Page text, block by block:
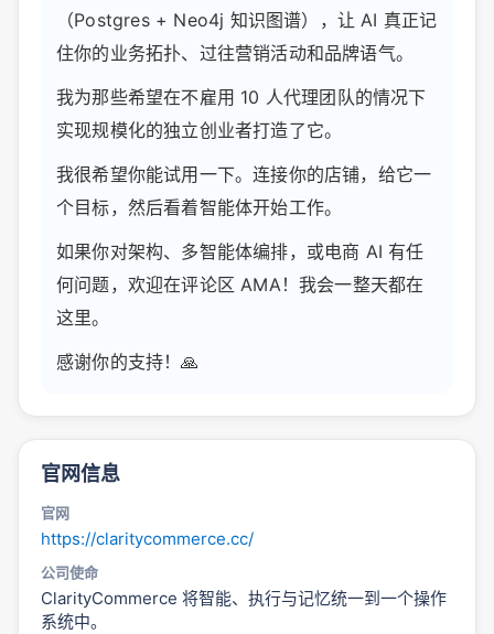
（Postgres + Neo4j 知识图谱），让 AI 真正记
住你的业务拓扑、过往营销活动和品牌语气。
我为那些希望在不雇用 10 人代理团队的情况下
实现规模化的独立创业者打造了它。
我很希望你能试用一下。连接你的店铺，给它一
个目标，然后看着智能体开始工作。
如果你对架构、多智能体编排，或电商 AI 有任
何问题，欢迎在评论区 AMA！我会一整天都在
这里。
感谢你的支持！🙏
官网信息
官网
https://claritycommerce.cc/
公司使命
ClarityCommerce 将智能、执行与记忆统一到一个操作
系统中。